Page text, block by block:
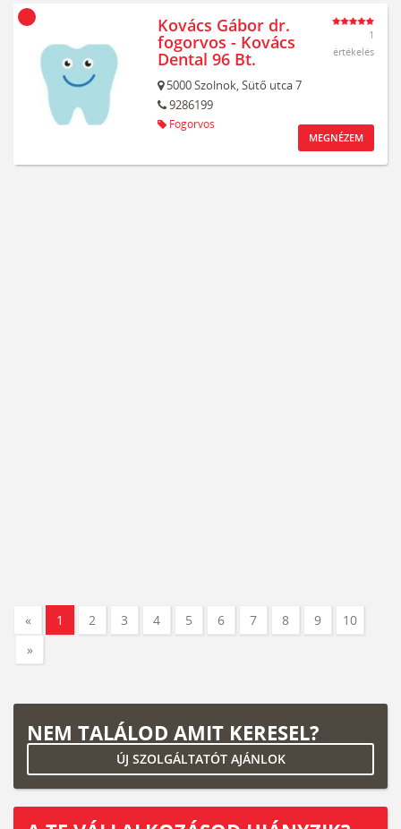
Kovács Gábor dr.
fogorvos - Kovács
Dental 96 Bt.
5000Szolnok,Sütő utca 7
9286199
Fogorvos
1
értékelés
MEGNÉZEM
« 1 2 3 4 5 6 7 8 9
10
»
NEM TALÁLOD AMIT KERESEL?
ÚJ SZOLGÁLTATÓT AJÁNLOK